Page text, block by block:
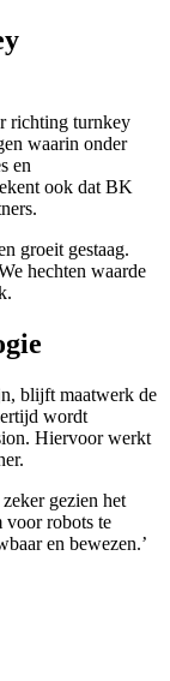
richting turnkey
waarin onder
en
ook dat BK
groeit gestaag.
hechten waarde
blijft maatwerk de
wordt
Hiervoor werkt
gezien het
voor robots te
en bewezen.’